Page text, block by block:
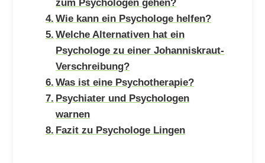
zum Psychologen gehen?
Wie kann ein Psychologe helfen?
Welche Alternativen hat ein
Psychologe zu einer Johanniskraut-
Verschreibung?
Was ist eine Psychotherapie?
Psychiater und Psychologen
warnen
Fazit zu Psychologe Lingen